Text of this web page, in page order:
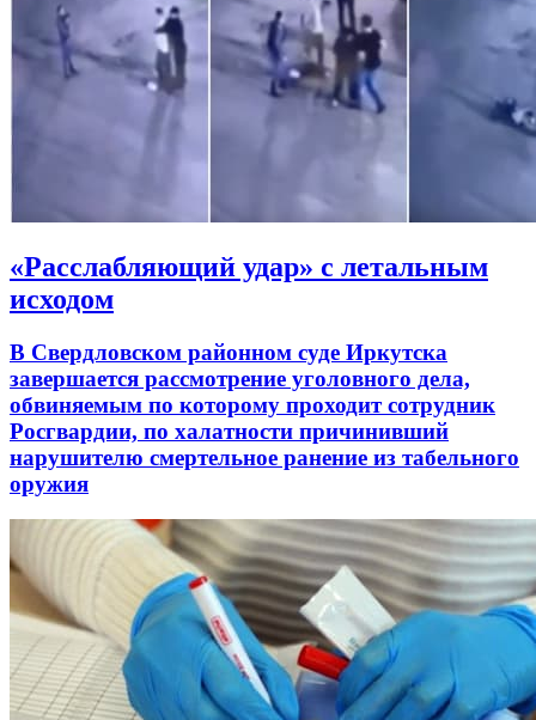
«Расслабляющий удар» с летальным
исходом
В Свердловском районном суде Иркутска
завершается рассмотрение уголовного дела,
обвиняемым по которому проходит сотрудник
Росгвардии, по халатности причинивший
нарушителю смертельное ранение из табельного
оружия